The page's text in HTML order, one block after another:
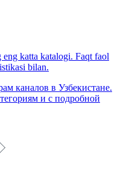
katta katalogi. Faqt faol
bilan.
каналов в Узбекистане.
и с подробной